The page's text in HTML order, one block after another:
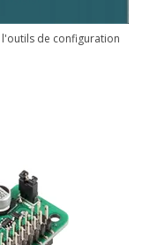
de configuration